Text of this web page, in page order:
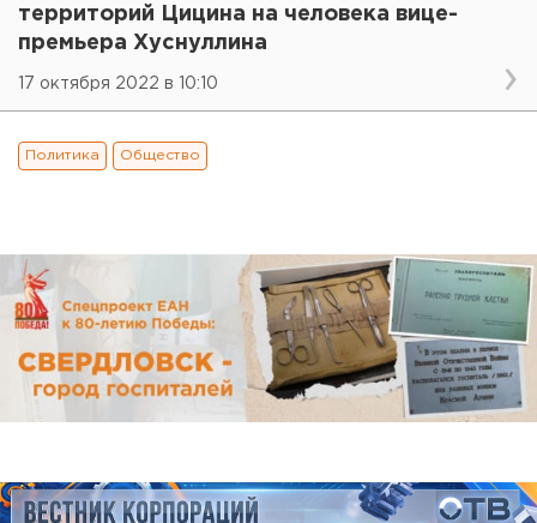
территорий Цицина на человека вице-
премьера Хуснуллина
17 октября 2022 в 10:10
Политика Общество